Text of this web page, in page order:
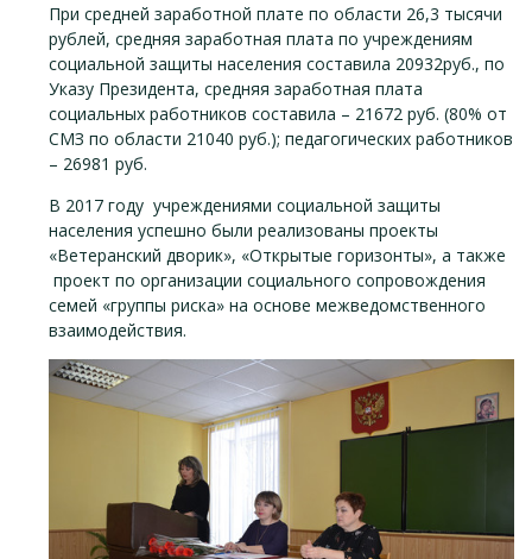
При средней заработной плате по области 26,3 тысячи
рублей, средняя заработная плата по учреждениям
социальной защиты населения составила 20932руб., по
Указу Президента, средняя заработная плата
социальных работников составила – 21672 руб. (80% от
СМЗ по области 21040 руб.); педагогических работников
– 26981 руб.
В 2017 году учреждениями социальной защиты
населения успешно были реализованы проекты
«Ветеранский дворик», «Открытые горизонты», а также
проект по организации социального сопровождения
семей «группы риска» на основе межведомственного
взаимодействия.